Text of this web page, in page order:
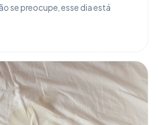
se preocupe, esse dia está